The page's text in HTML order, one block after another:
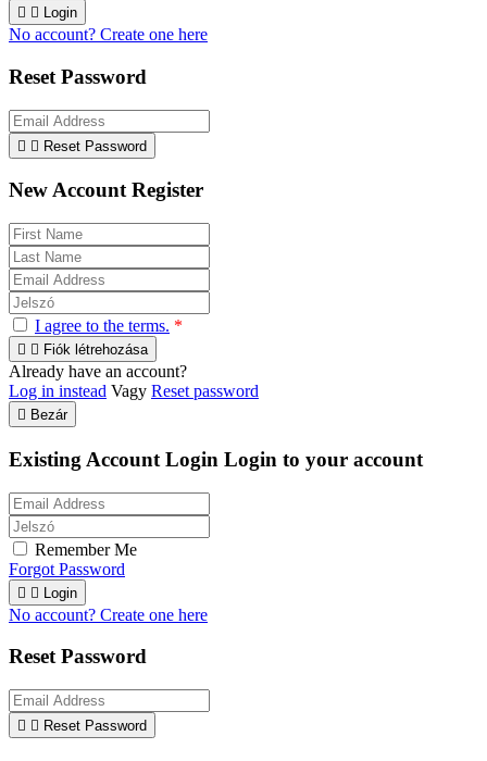
  Login
No account? Create one here
Reset Password
  Reset Password
New Account Register
I agree to the terms. *
  Fiók létrehozása
Already have an account?
Log in instead Vagy Reset password
 Bezár
Existing Account Login Login to your account
Remember Me
Forgot Password
  Login
No account? Create one here
Reset Password
  Reset Password